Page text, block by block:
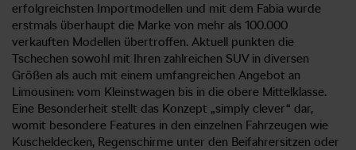
erfolgreichsten Importmodellen und mit dem Fabia wurde
erstmals überhaupt die Marke von mehr als 100.000
verkauften Modellen übertroffen. Aktuell punkten die
Tschechen sowohl mit Ihren zahlreichen SUV in diversen
Größen als auch mit einem umfangreichen Angebot an
Limousinen: vom Kleinstwagen bis in die obere Mittelklasse.
Eine Besonderheit stellt das Konzept „simply clever“ dar,
womit besondere Features in den einzelnen Fahrzeugen wie
Kuscheldecken, Regenschirme unter den Beifahrersitzen oder